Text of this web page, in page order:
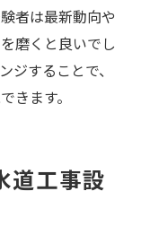
者は最新動向や
磨くと良いでし
ジすることで、
きます。
道工事設